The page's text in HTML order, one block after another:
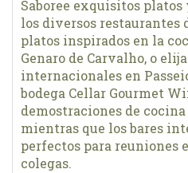
Saboree exquisitos
los diversos restaurantes
platos inspirados en la
Genaro de Carvalho, o
internacionales en
bodega Cellar Gourmet
demostraciones de
mientras que los bares
perfectos para reuniones
colegas.